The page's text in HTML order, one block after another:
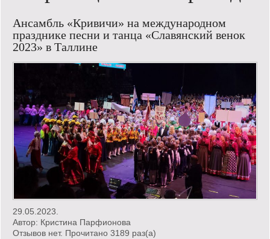
Кинообзор
Книгообзор
Логика
Поговорим?!
Риторика
Слово гостям
Философские размышления
Этот огромный мир!
Ансамбль «Кривичи» на международном
празднике песни и танца «Славянский венок
2023» в Таллине
29.05.2023.
Автор: Кристина Парфионова
Отзывов нет. Прочитано 3189 раз(a)